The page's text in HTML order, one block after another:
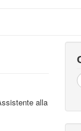
alla